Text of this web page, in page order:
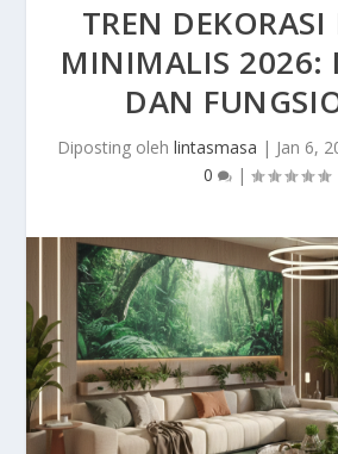
TREN
MINIMALIS 2026:
DAN
Diposting oleh lintasmasa | Jan 6,
0
|